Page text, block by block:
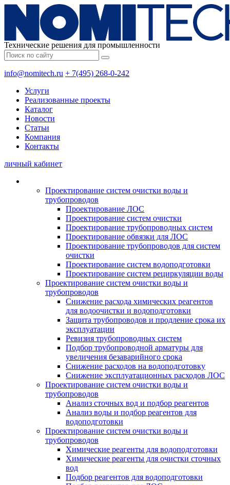
Технические решения для промышленности
info@nomitech.ru + 7(495) 268-0-242
Услуги
Реализованные проекты
Каталог
Новости
Статьи
Компания
Контакты
личный кабинет
Проектирование систем очистки воды и
трубопроводов
Проектирование ЛОС
Проектирование систем очистки
Проектирование трубопроводных систем
Проектирование обвязки для ЛОС
Проектирование трубопроводов для систем
очистки
Проектирование систем водоподготовки
Проектирование систем рециркуляции воды
Проектирование систем очистки воды и
трубопроводов
Снижение расхода химических реагентов
для водоочистки и водоподготовки
Защита трубопроводов и продление срока их
эксплуатации
Ревизия трубопроводных систем
Подбор трубопроводной арматуры для
увеличения безаварийного срока
Снижение расходов на водоподготовку
Снижение эксплуатационных расходов ЛОС
Проектирование систем очистки воды и
трубопроводов
Анализ сточных вод и подбор реагентов
Анализ воды и подбор реагентов для
водоподготовки
Проектирование систем очистки воды и
трубопроводов
Химические реагенты для водоподготовки
Химические реагенты для очистки сточных
вод
Подбор реагентов для водоподготовки